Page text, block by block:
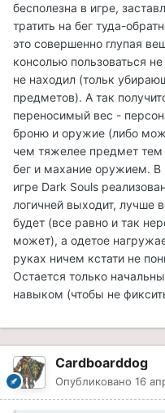
бесполезна в игре,
тратить на бег туда-
это совершенно глупая
консолью пользоваться
не находил (тольк
предметов). А так
переносимый вес -
броню и оружие (либо
чем тяжелее предмет тем
бег и махание оружием.
игре Dark Souls
логичней выходит, лучше
будет (все равно и так
может), а одетое
руках ничем кстати не
Остается только
навыком (чтобы не
Cardboarddog
Опубликовано 16